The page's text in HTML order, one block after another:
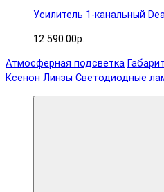
Усилитель 1-канальный
12 590.00р.
Атмосферная подсветка
Ксенон Линзы Светодиодные